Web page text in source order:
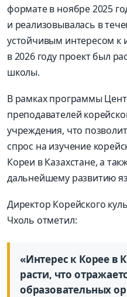
формате в ноябре 2025
и реализовывалась в
устойчивым интересом к
в 2026 году проект был
школы.
В рамках программы
преподавателей
учреждения, что
спрос на изучение
Кореи в Казахстане, а
дальнейшему развитию
Директор Корейского
Чхоль отметил:
«Интерес к Корее в
расти, что
образовательных